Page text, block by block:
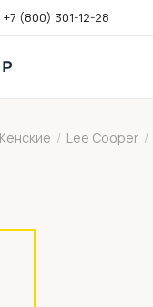
+7 (800) 301-12-28
/ Lee Cooper /